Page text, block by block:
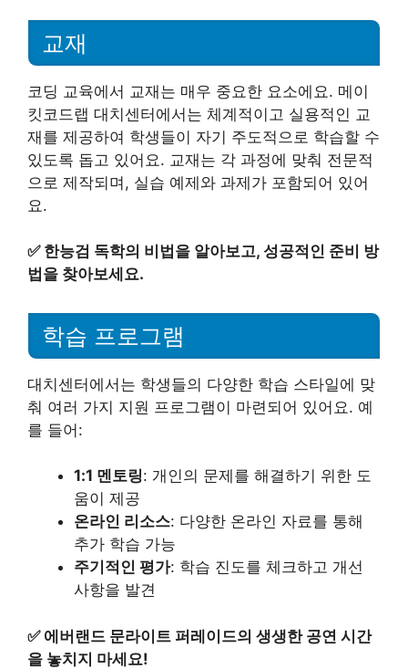
교재
코딩 교육에서 교재는 매우 중요한 요소에요. 메이
킷코드랩 대치센터에서는 체계적이고 실용적인 교
재를 제공하여 학생들이 자기 주도적으로 학습할 수
있도록 돕고 있어요. 교재는 각 과정에 맞춰 전문적
으로 제작되며, 실습 예제와 과제가 포함되어 있어
요.
✅ 한능검 독학의 비법을 알아보고, 성공적인 준비 방
법을 찾아보세요.
학습 프로그램
대치센터에서는 학생들의 다양한 학습 스타일에 맞
춰 여러 가지 지원 프로그램이 마련되어 있어요. 예
를 들어:
1:1 멘토링: 개인의 문제를 해결하기 위한 도
움이 제공
온라인 리소스: 다양한 온라인 자료를 통해
추가 학습 가능
주기적인 평가: 학습 진도를 체크하고 개선
사항을 발견
✅ 에버랜드 문라이트 퍼레이드의 생생한 공연 시간
을 놓치지 마세요!